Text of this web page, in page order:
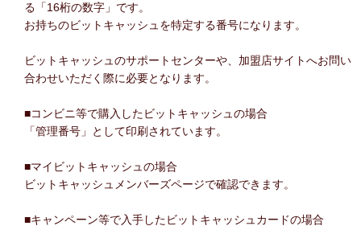
る「16桁の数字」です。
お持ちのビットキャッシュを特定する番号になります。
ビットキャッシュのサポートセンターや、加盟店サイトへお問い
合わせいただく際に必要となります。
■コンビニ等で購入したビットキャッシュの場合
「管理番号」として印刷されています。
■マイビットキャッシュの場合
ビットキャッシュメンバーズページで確認できます。
■キャンペーン等で入手したビットキャッシュカードの場合